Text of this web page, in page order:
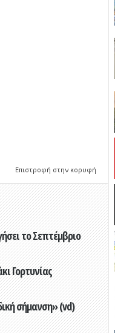
Επιστροφή στην κορυφή
το Σεπτέμβριο
Γορτυνίας
σήμανση» (vd)